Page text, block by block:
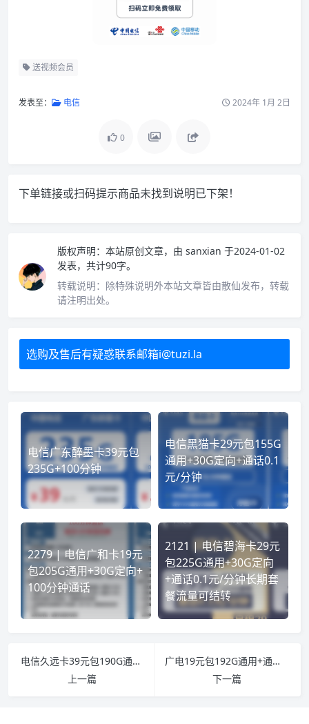
送视频会员
发表至： 电信 2024年 1月 2日
0
下单链接或扫码提示商品未找到说明已下架！
版权声明： 本站原创文章，由 sanxian 于2024-01-02
发表，共计90字。
转载说明： 除特殊说明外本站文章皆由散仙发布，转载
请注明出处。
选购及售后有疑惑联系邮箱i@tuzi.la
电信广东醉墨卡39元包
235G+100分钟
电信黑猫卡29元包155G
通用+30G定向+通话0.1
元/分钟
2279 | 电信广和卡19元
包205G通用+30G定向+
100分钟通话
2121 | 电信碧海卡29元
包225G通用+30G定向
+通话0.1元/分钟长期套
餐流量可结转
电信久远卡39元包190G通用+30G定向
上一篇
广电19元包192G通用+通话0.15元/分钟
下一篇